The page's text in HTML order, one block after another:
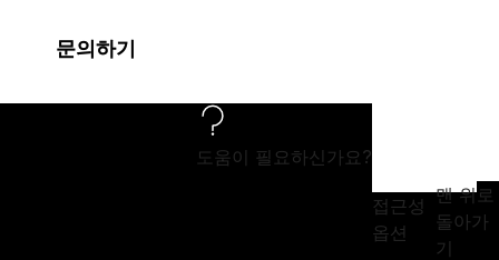
문의하기
도움이 필요하신가요?
접근성
옵션
맨 위로
돌아가
기